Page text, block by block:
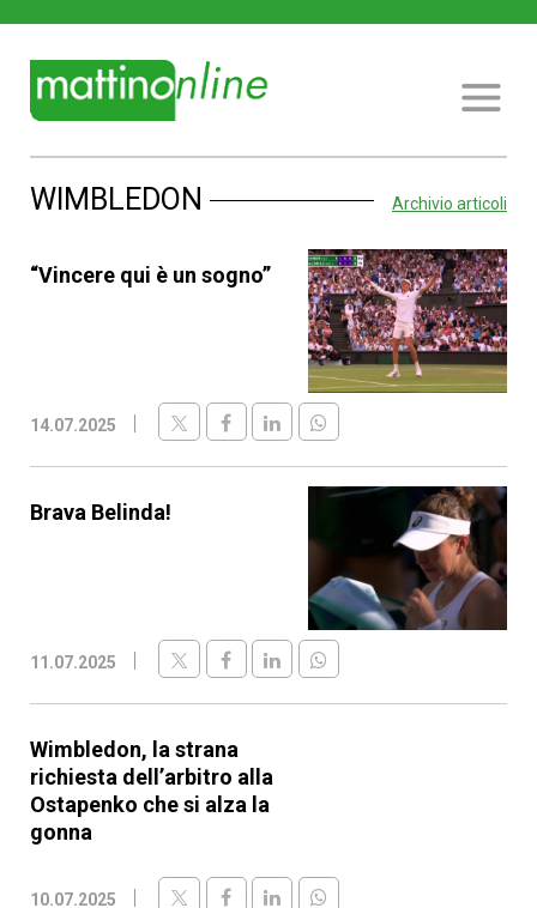
WIMBLEDON Archivio articoli
“Vincere qui è un sogno”
14.07.2025
Brava Belinda!
11.07.2025
Wimbledon, la strana
richiesta dell’arbitro alla
Ostapenko che si alza la
gonna
10.07.2025